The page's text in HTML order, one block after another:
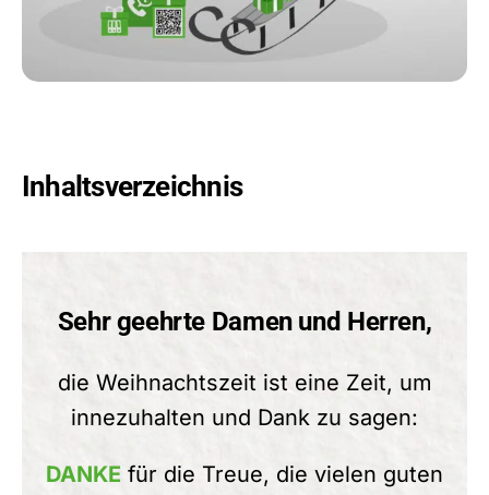
Inhaltsverzeichnis
Sehr geehrte Damen und Herren,
die Weihnachtszeit ist eine Zeit, um
innezuhalten und Dank zu sagen:
DANKE für die Treue, die vielen guten